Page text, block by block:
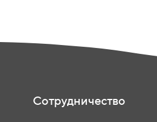
Сотрудничество